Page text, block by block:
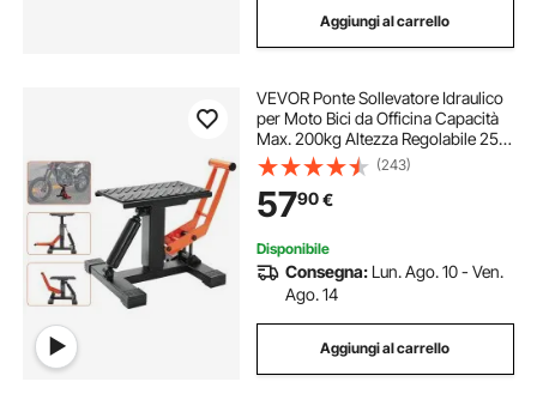
Aggiungi al carrello
VEVOR Ponte Sollevatore Idraulico
per Moto Bici da Officina Capacità
Max. 200kg Altezza Regolabile 255
mm-460 mm, Ponte Sollevatore
Alzamoto Antiscivolo da Officina
per Moto Bici Operazione Idraulica
(243)
5790€
Disponibile
Consegna: Lun. Ago. 10 - Ven.
Ago. 14
Aggiungi al carrello